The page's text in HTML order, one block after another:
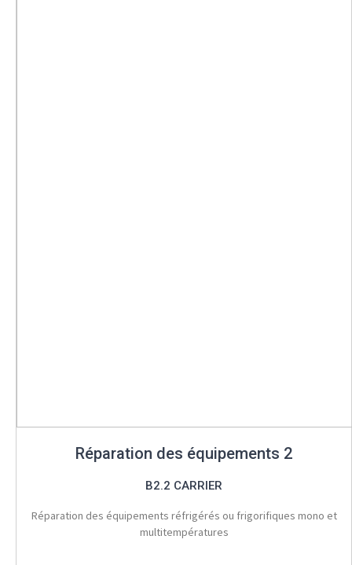
Réparation des équipements 2
B2.2 CARRIER
Réparation des équipements réfrigérés ou frigorifiques mono et
multitempératures